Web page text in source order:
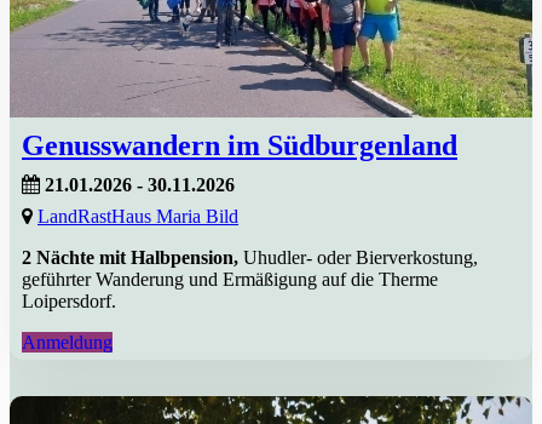
Genusswandern im Südburgenland
21.01.2026 - 30.11.2026
LandRastHaus Maria Bild
2 Nächte mit Halbpension, Uhudler- oder Bierverkostung,
geführter Wanderung und Ermäßigung auf die Therme
Loipersdorf.
Anmeldung